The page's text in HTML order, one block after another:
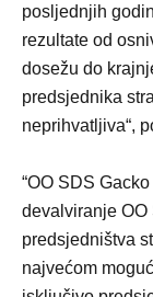
posljednjih
rezultate od
dosežu do
predsjednika
neprihvatljiva“,
“OO SDS
devalviranje OO
predsjedništva
najvećom